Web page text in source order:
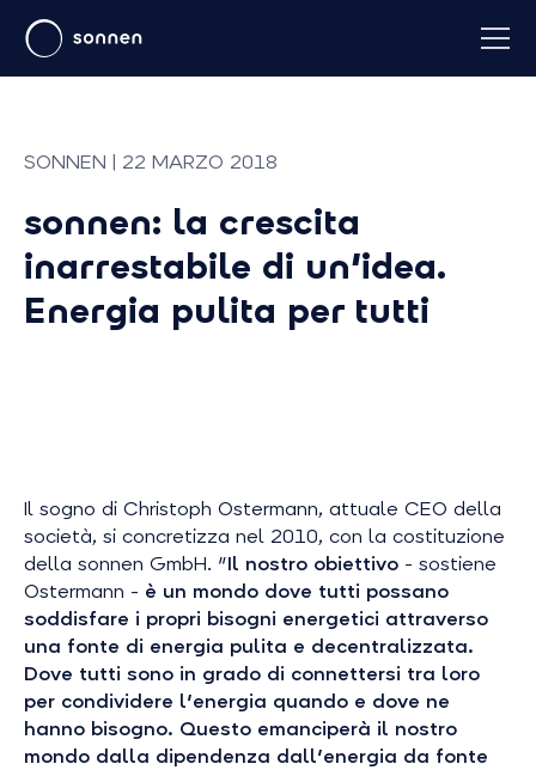
SONNEN | 22 MARZO 2018
sonnen: la crescita
inarrestabile di un'idea.
Energia pulita per tutti
Il sogno di Christoph Ostermann, attuale CEO della
società, si concretizza nel 2010, con la costituzione
della sonnen GmbH. "Il nostro obiettivo - sostiene
Ostermann - è un mondo dove tutti possano
soddisfare i propri bisogni energetici attraverso
una fonte di energia pulita e decentralizzata.
Dove tutti sono in grado di connettersi tra loro
per condividere l'energia quando e dove ne
hanno bisogno. Questo emanciperà il nostro
mondo dalla dipendenza dall'energia da fonte